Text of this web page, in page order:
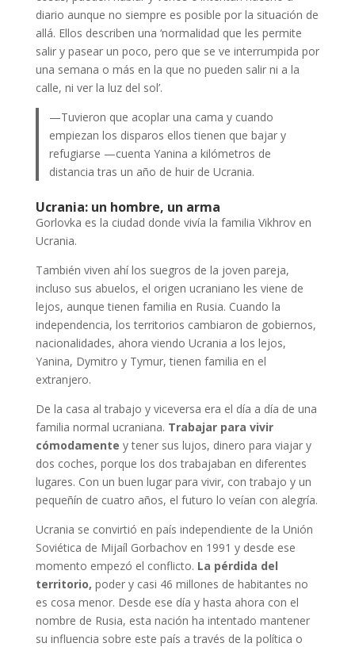
diario aunque no siempre es posible por la situación de
allá. Ellos describen una ‘normalidad que les permite
salir y pasear un poco, pero que se ve interrumpida por
una semana o más en la que no pueden salir ni a la
calle, ni ver la luz del sol’.
—Tuvieron que acoplar una cama y cuando
empiezan los disparos ellos tienen que bajar y
refugiarse —cuenta Yanina a kilómetros de
distancia tras un año de huir de Ucrania.
Ucrania: un hombre, un arma
Gorlovka es la ciudad donde vivía la familia Vikhrov en
Ucrania.
También viven ahí los suegros de la joven pareja,
incluso sus abuelos, el origen ucraniano les viene de
lejos, aunque tienen familia en Rusia. Cuando la
independencia, los territorios cambiaron de gobiernos,
nacionalidades, ahora viendo Ucrania a los lejos,
Yanina, Dymitro y Tymur, tienen familia en el
extranjero.
De la casa al trabajo y viceversa era el día a día de una
familia normal ucraniana. Trabajar para vivir
cómodamente y tener sus lujos, dinero para viajar y
dos coches, porque los dos trabajaban en diferentes
lugares. Con un buen lugar para vivir, con trabajo y un
pequeñín de cuatro años, el futuro lo veían con alegría.
Ucrania se convirtió en país independiente de la Unión
Soviética de Mijaíl Gorbachov en 1991 y desde ese
momento empezó el conflicto. La pérdida del
territorio, poder y casi 46 millones de habitantes no
es cosa menor. Desde ese día y hasta ahora con el
nombre de Rusia, esta nación ha intentado mantener
su influencia sobre este país a través de la política o